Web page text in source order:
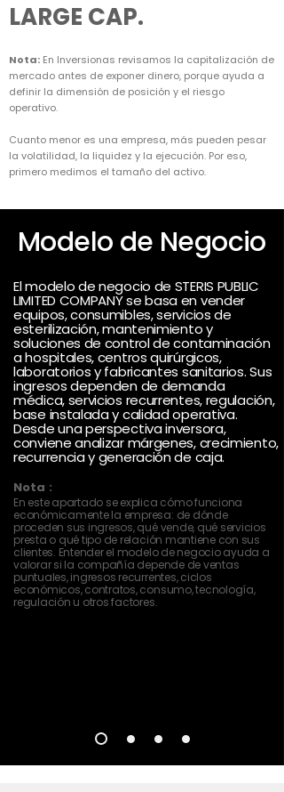
LARGE CAP.
Nota: En Inversionas revisamos la capitalización de
mercado antes de exponer dinero, porque ayuda a
definir la dimensión de posición y el riesgo
operativo.
Cuanto menor es una empresa, más pueden pesar
la volatilidad, la liquidez y la ejecución. Por eso,
primero medimos el tamaño del activo.
Modelo de Negocio
El modelo de negocio de STERIS PUBLIC
LIMITED COMPANY se basa en vender
equipos, consumibles, servicios de
esterilización, mantenimiento y
soluciones de control de contaminación
a hospitales, centros quirúrgicos,
laboratorios y fabricantes sanitarios. Sus
ingresos dependen de demanda
médica, servicios recurrentes, regulación,
base instalada y calidad operativa.
Desde una perspectiva inversora,
conviene analizar márgenes, crecimiento,
recurrencia y generación de caja.
Nota :
En este apartado se explica cómo funciona
económicamente la empresa: de dónde
proceden sus ingresos, qué vende, qué servicios
presta o qué tipo de relación mantiene con sus
clientes. Entender el modelo de negocio ayuda a
valorar si la compañía depende de ventas
puntuales, ingresos recurrentes, ciclos
económicos, contratos, consumo, tecnología,
regulación u otros factores.